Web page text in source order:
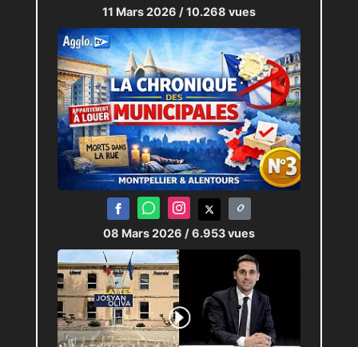
11 Mars 2026 / 10.268 vues
08 Mars 2026 / 6.953 vues